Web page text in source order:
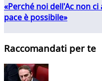
«Perché noi dell'Ac non
pace è possibile»
Raccomandati per te